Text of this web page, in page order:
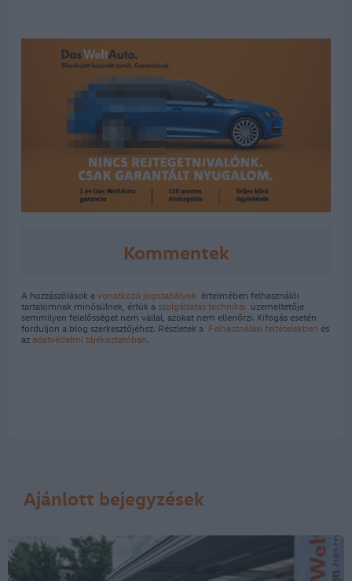
Kommentek
A hozzászólások avonatkozó jogszabályok értelmében felhasználói
tartalomnak minősülnek, értük a szolgáltatás technikai üzemeltetője
semmilyen felelősséget nem vállal, azokat nem ellenőrzi. Kifogás esetén
forduljon a blog szerkesztőjéhez. Részletek a Felhasználási feltételekben és
azadatvédelmi tájékoztatóban.
Ajánlott bejegyzések